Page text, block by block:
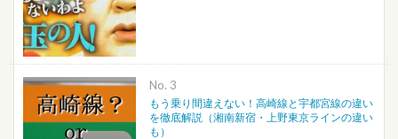
No.
もう乗り間違えない！高崎線と宇都宮線の違い
を徹底解説（湘南新宿・上野東京ラインの違い
も）